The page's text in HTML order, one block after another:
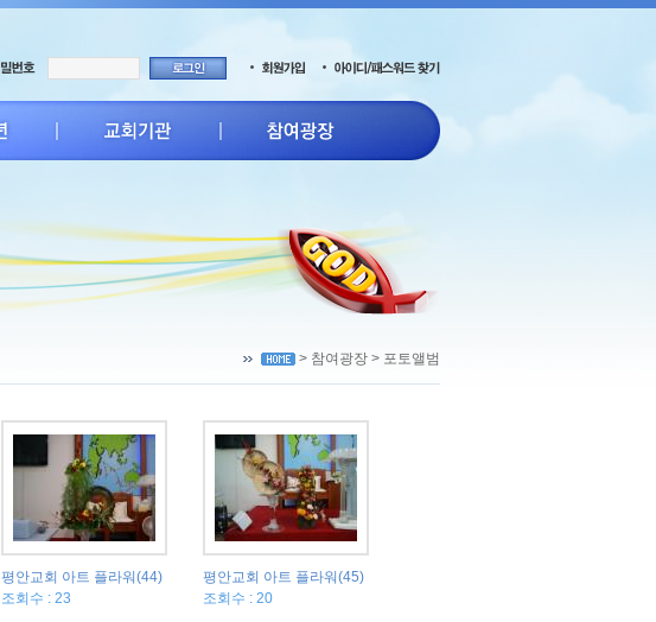
> 참여광장 > 포토앨범
평안교회 아트 플라워(44)
조회수 : 23
평안교회 아트 플라워(45)
조회수 : 20